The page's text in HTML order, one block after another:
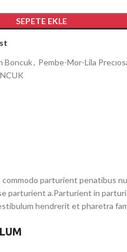
SEPETE EKLE
Boncuk, Pembe-Mor-Lila
parturient penatibus
parturient a.Parturient in
hendrerit et pharetra